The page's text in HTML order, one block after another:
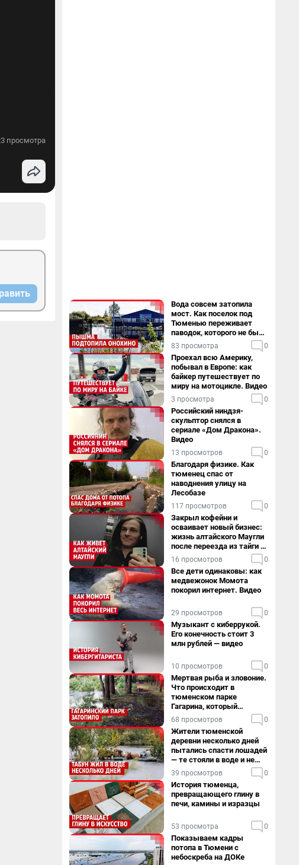
просмотра
Вода совсем затопила
мост. Как поселок под
Тюменью переживает
паводок, которого не было
в его истории — репортаж
83 просмотра 0
Проехал всю Америку,
побывал в Европе: как
байкер путешествует по
миру на мотоцикле. Видео
3 просмотра 0
Российский ниндзя-
скульптор снялся в
сериале «Дом Дракона».
Видео
13 просмотров 0
Благодаря физике. Как
тюменец спас от
наводнения улицу на
Лесобазе
117 просмотров 0
Закрыл кофейни и
осваивает новый бизнес:
жизнь алтайского Маугли
после переезда из тайги в
столицу
16 просмотров 0
Все дети одинаковы: как
медвежонок Момота
покорил интернет. Видео
29 просмотров 0
Музыкант с киберрукой.
Его конечность стоит 3
млн рублей — видео
10 просмотров 0
Мертвая рыба и зловоние.
Что происходит в
тюменском парке
Гагарина, который
поглощает черная вода
68 просмотров 0
Жители тюменской
деревни несколько дней
пытались спасти лошадей
— те стояли в воде и не
хотели уходить
39 просмотров 0
История тюменца,
превращающего глину в
печи, камины и изразцы
53 просмотра 0
Показываем кадры
потопа в Тюмени с
небоскреба на ДОКе